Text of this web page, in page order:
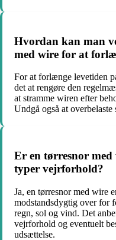
Hvordan kan man
med wire for at
For at forlænge levetiden
det at rengøre den
at stramme wiren efter
Undgå også at
Er en tørresnor
typer vejrforhold?
Ja, en tørresnor med wire
modstandsdygtig over for
regn, sol og vind. Det
vejrforhold og eventuelt
udsættelse.